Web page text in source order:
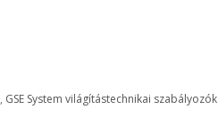
, GSE System világítástechnikai szabályozók